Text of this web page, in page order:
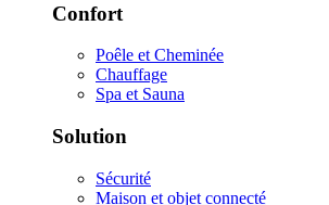
Confort
Poêle et Cheminée
Chauffage
Spa et Sauna
Solution
Sécurité
Maison et objet connecté